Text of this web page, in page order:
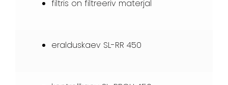
filtris on filtreeriv materjal
eralduskaev SL-RR 450